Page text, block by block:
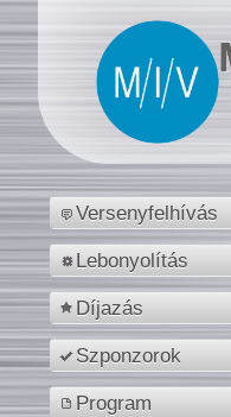
Versenyfelhívás
Lebonyolítás
Díjazás
Szponzorok
Program